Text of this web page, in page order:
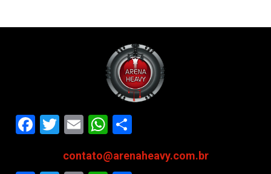
Facebook
Twitter
EmailWhatsApp
contato@arenaheavy.com.br